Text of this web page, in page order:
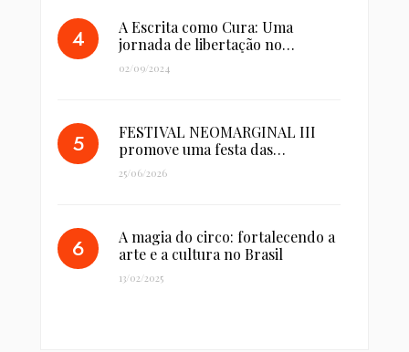
A Escrita como Cura: Uma
jornada de libertação no…
02/09/2024
FESTIVAL NEOMARGINAL III
promove uma festa das…
25/06/2026
A magia do circo: fortalecendo a
arte e a cultura no Brasil
13/02/2025